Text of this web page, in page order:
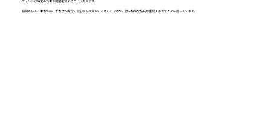
フォントが特定の効果や調整を加えることがあります。
結論として、筆書体は、手書きの風合いを生かした美しいフォントであり、特に和風や格式を重視するデザインに適しています。